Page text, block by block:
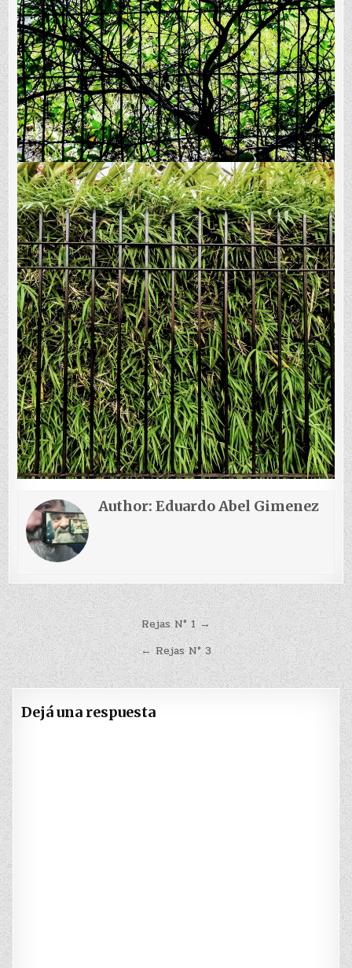
Author:Eduardo Abel Gimenez
Navegación
de
entradas
Rejas N° 1 →
← Rejas N° 3
Dejá una respuesta